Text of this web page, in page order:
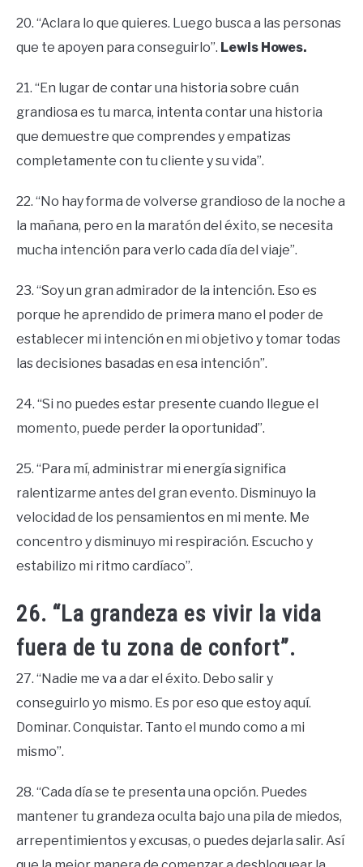
20. “Aclara lo que quieres. Luego busca a las personas
que te apoyen para conseguirlo”. Lewis Howes.
21. “En lugar de contar una historia sobre cuán
grandiosa es tu marca, intenta contar una historia
que demuestre que comprendes y empatizas
completamente con tu cliente y su vida”.
22. “No hay forma de volverse grandioso de la noche a
la mañana, pero en la maratón del éxito, se necesita
mucha intención para verlo cada día del viaje”.
23. “Soy un gran admirador de la intención. Eso es
porque he aprendido de primera mano el poder de
establecer mi intención en mi objetivo y tomar todas
las decisiones basadas en esa intención”.
24. “Si no puedes estar presente cuando llegue el
momento, puede perder la oportunidad”.
25. “Para mí, administrar mi energía significa
ralentizarme antes del gran evento. Disminuyo la
velocidad de los pensamientos en mi mente. Me
concentro y disminuyo mi respiración. Escucho y
estabilizo mi ritmo cardíaco”.
26. “La grandeza es vivir la vida
fuera de tu zona de confort”.
27. “Nadie me va a dar el éxito. Debo salir y
conseguirlo yo mismo. Es por eso que estoy aquí.
Dominar. Conquistar. Tanto el mundo como a mi
mismo”.
28. “Cada día se te presenta una opción. Puedes
mantener tu grandeza oculta bajo una pila de miedos,
arrepentimientos y excusas, o puedes dejarla salir. Así